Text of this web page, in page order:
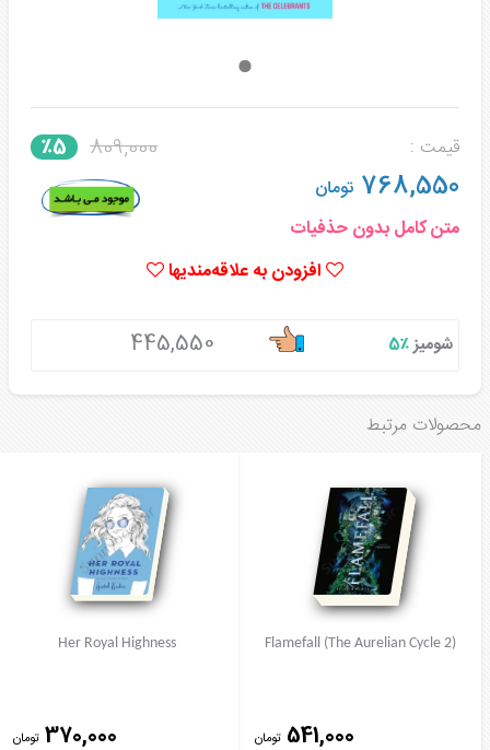
قیمت : 809,000 ٪5
768,550 تومان
متن کامل بدون حذفیات
افزودن به علاقه‌مندیها
شومیز٪5 445,550
محصولات مرتبط
Flamefall (The Aurelian Cycle 2)
541,000 تومان
Her Royal Highness
370,000 تومان